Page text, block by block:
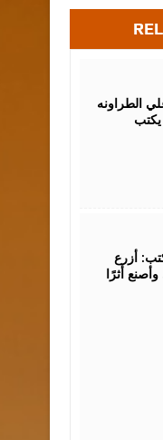
الطراونه
أزرع
أثرًا